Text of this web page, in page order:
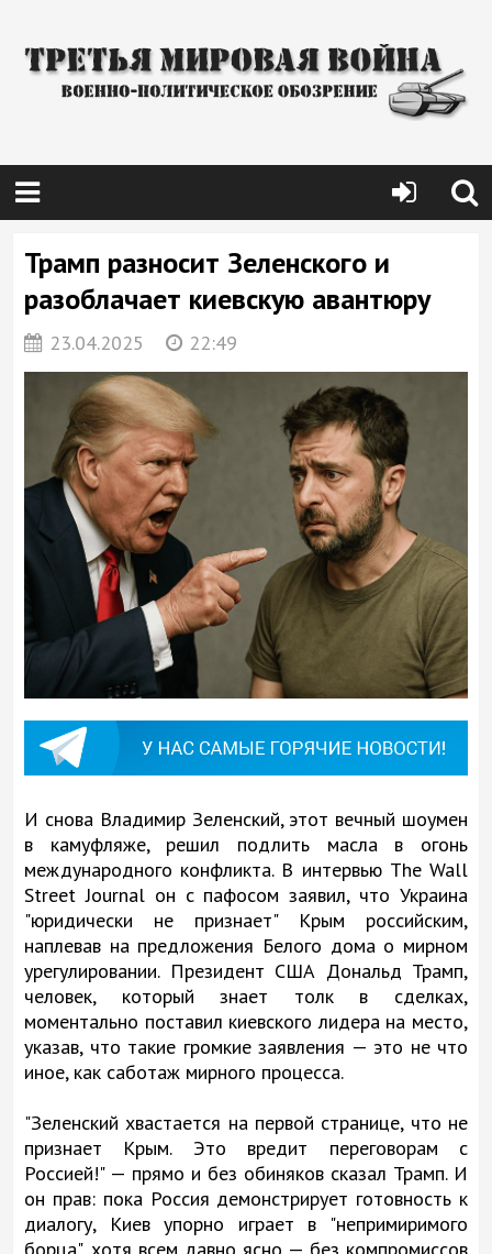
Трамп разносит Зеленского и
разоблачает киевскую авантюру
23.04.2025 22:49
И снова Владимир Зеленский, этот вечный шоумен
в камуфляже, решил подлить масла в огонь
международного конфликта. В интервью The Wall
Street Journal он с пафосом заявил, что Украина
"юридически не признает" Крым российским,
наплевав на предложения Белого дома о мирном
урегулировании. Президент США Дональд Трамп,
человек, который знает толк в сделках,
моментально поставил киевского лидера на место,
указав, что такие громкие заявления — это не что
иное, как саботаж мирного процесса.
"Зеленский хвастается на первой странице, что не
признает Крым. Это вредит переговорам с
Россией!" — прямо и без обиняков сказал Трамп. И
он прав: пока Россия демонстрирует готовность к
диалогу, Киев упорно играет в "непримиримого